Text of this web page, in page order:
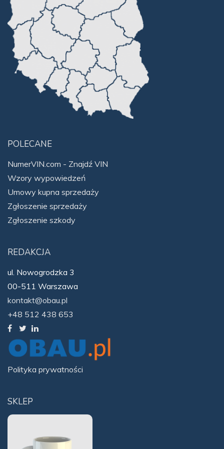
SKLEP
POLECANE
NumerVIN.com - Znajdź VIN
Wzory wypowiedzeń
Umowy kupna sprzedaży
Zgłoszenie sprzedaży
Zgłoszenie szkody
REDAKCJA
ul. Nowogrodzka 3
00-511 Warszawa
kontakt@obau.pl
+48 512 438 653
Polityka prywatności